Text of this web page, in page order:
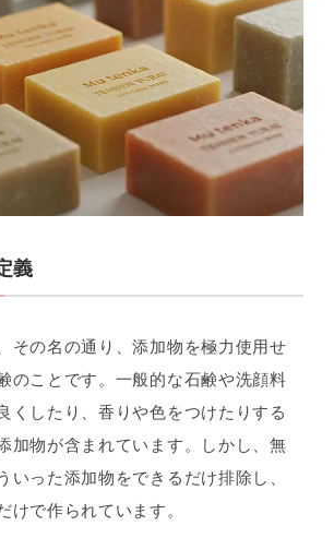
義
その名の通り、添加物を極力使用せ
のことです。一般的な石鹸や洗顔料
くしたり、香りや色をつけたりする
加物が含まれています。しかし、無
いった添加物をできるだけ排除し、
けで作られています。